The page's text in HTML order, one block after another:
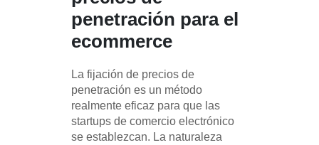
penetración para el
ecommerce
La fijación de precios de
penetración es un método
realmente eficaz para que las
startups de comercio electrónico
se establezcan. La naturaleza